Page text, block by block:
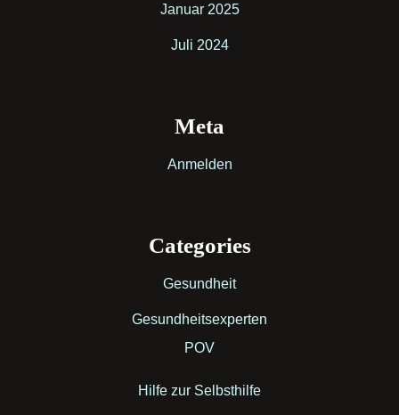
Januar 2025
Juli 2024
Meta
Anmelden
Categories
Gesundheit
Gesundheitsexperten
POV
Hilfe zur Selbsthilfe